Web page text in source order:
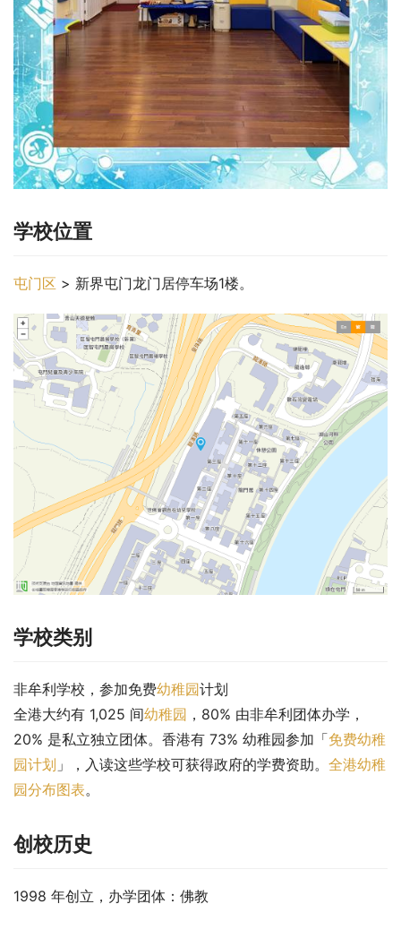
学校位置
屯门区 > 新界屯门龙门居停车场1楼。
学校类别
非牟利学校，参加免费幼稚园计划
全港大约有 1,025 间幼稚园 ，80% 由非牟利团体办学，
20% 是私立独立团体。香港有 73% 幼稚园参加「免费幼稚
园计划 」，入读这些学校可获得政府的学费资助。 全港幼稚
园分布图表。
创校历史
1998 年创立，办学团体：佛教